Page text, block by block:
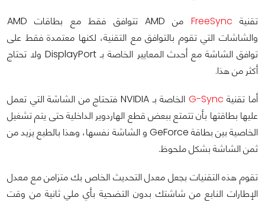
تقنية FreeSync
من AMD تتوافق فقط مع بطاقات AMD
والشاشات التي تقوم بالتوافق مع التقنية، لكنها معتمدة فقط على
توافق الشاشة مع أحدث المعايير الخاصة بـ DisplayPort ولا تحتاج
أكثر من هذا.
أما تقنية G-Sync
الخاصة بـ NVIDIA فتحتاج من الشاشة التي تعمل
عليها بطاقتها بأن تتمتع ببعض قطع الهاردوير الداخلية حتى يتم تشغيل
الخاصية بين بطاقة GeForce و الشاشة نفسها، وهذا بالطبع يزيد من
ثمن الشاشة بشكل ملحوظ.
تقوم هذه التقنيات بجعل معدل التحديث الخاص بك متزامن مع معدل
الإطارات النابع من شاشتك بدون التضحية بأي ملي ثانية من وقت